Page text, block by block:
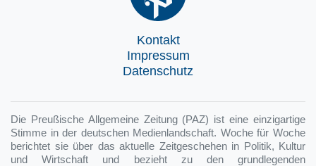
Kontakt
Impressum
Datenschutz
Die Preußische Allgemeine Zeitung (PAZ) ist eine einzigartige
Stimme in der deutschen Medienlandschaft. Woche für Woche
berichtet sie über das aktuelle Zeitgeschehen in Politik, Kultur
und Wirtschaft und bezieht zu den grundlegenden